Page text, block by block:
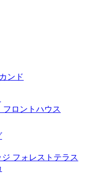
ンド
フロントハウス
フォレストテラス